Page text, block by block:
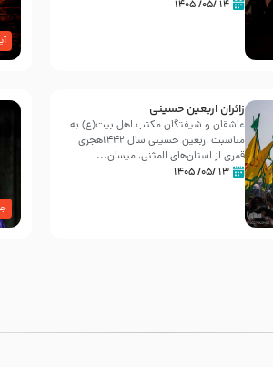
۱۴ /۰۵/ ۱۴۰۵
زائران اربعین حسینی
عاشقان و شیفتگان مکتب اهل بیت(ع) به
مناسبت اربعین حسینی سال ۱۴۴۲هجری
قمری از استان‌های المثنی، میسان...
۱۳ /۰۵/ ۱۴۰۵